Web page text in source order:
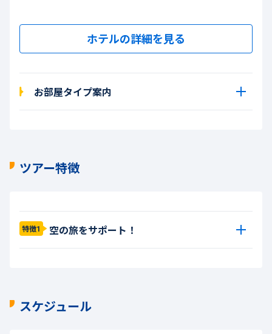
ホテルの詳細を見る
お部屋タイプ案内
ツアー特徴
特徴1 空の旅をサポート！
スケジュール